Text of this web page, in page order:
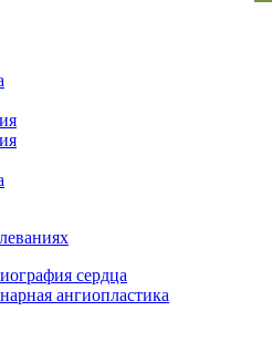
сердца
ангиопластика